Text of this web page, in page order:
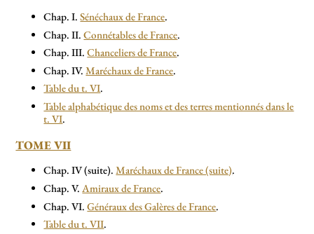
Chap. I.Sénéchaux de France.
Chap. II.Connétables de France.
Chap. III.Chanceliers de France.
Chap. IV.Maréchaux de France.
Table du t. VI.
Table alphabétique des noms et des terres mentionnés dans le
t. VI.
TOME VII
Chap. IV (suite).Maréchaux de France (suite).
Chap. V.Amiraux de France.
Chap. VI.Généraux des Galères de France.
Table du t. VII.